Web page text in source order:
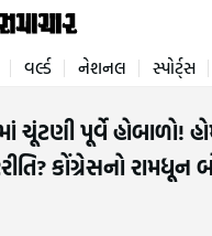
વર્લ્ડ નેશનલ સ્પોર્ટ્સ
ચૂંટણી પૂર્વે હોબાળો!
કોંગ્રેસનો રામધૂન